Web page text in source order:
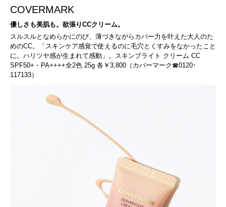
COVERMARK
優しさも美肌も。欲張りCCクリーム。
スルスルとなめらかにのび、薄づきながらカバー力を叶えた大人のた
めのCC。「スキンケア感覚で使えるのに毛穴とくすみをなかったこと
に。ハリツヤ感が生まれて感動」。スキンブライト クリーム CC
SPF50+・PA++++全2色 25g 各￥3,800（カバーマーク☎0120･
117133）